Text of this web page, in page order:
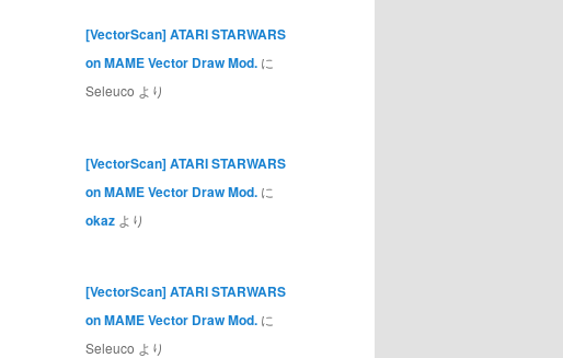
[VectorScan] ATARI STARWARS
on MAME Vector Draw Mod. に
Seleuco より
[VectorScan] ATARI STARWARS
on MAME Vector Draw Mod. に
okaz より
[VectorScan] ATARI STARWARS
on MAME Vector Draw Mod. に
Seleuco より